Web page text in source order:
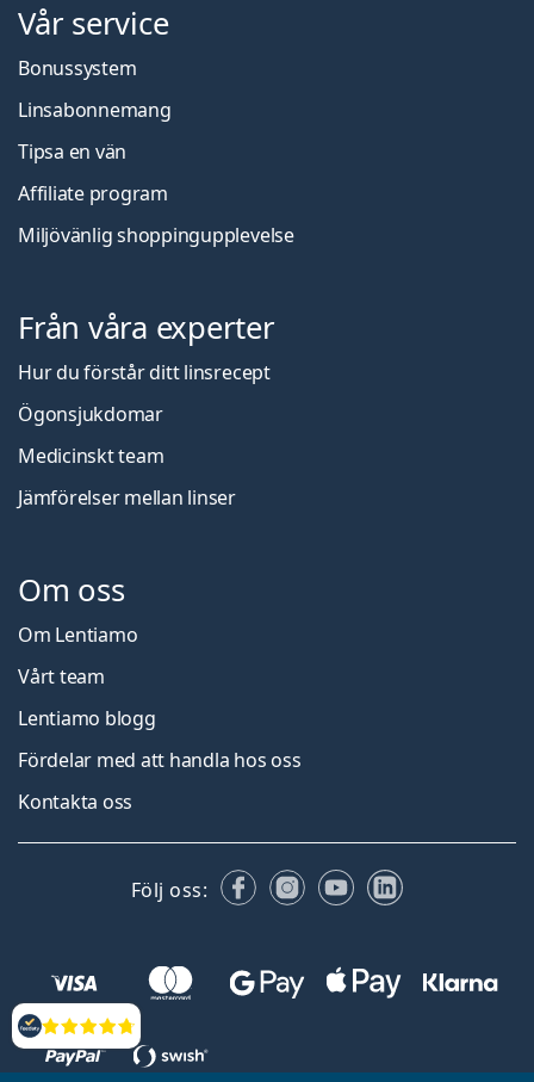
Recensioner
Vår service
Bonussystem
Linsabonnemang
Tipsa en vän
Affiliate program
Miljövänlig shoppingupplevelse
Från våra experter
Hur du förstår ditt linsrecept
Ögonsjukdomar
Medicinskt team
Jämförelser mellan linser
Om oss
Om Lentiamo
Vårt team
Lentiamo blogg
Fördelar med att handla hos oss
Kontakta oss
Följ oss: FacebookInstagram
YouTubeLinkedIn